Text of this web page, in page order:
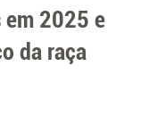
em 2025 e
da raça